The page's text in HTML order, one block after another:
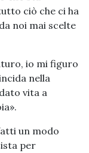
ciò che ci ha
noi mai scelte
io mi figuro
nella
vita a
un modo
per